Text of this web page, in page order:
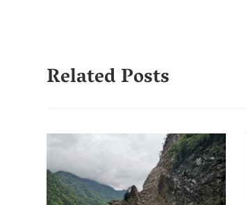
Related Posts